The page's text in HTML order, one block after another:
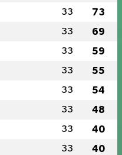
33 73
33 69
33 59
33 55
33 54
33 48
33 40
33 40